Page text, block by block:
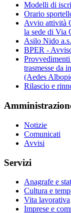
Modelli di
Orario
Avvio attività
la sede di Via
Asilo Nido
BPER -
trasmesse da
(Aedes
Rilascio e
Notizie
Comunicati
Avvisi
Servizi
Anagrafe e
Cultura e
Vita lavorativa
Imprese e